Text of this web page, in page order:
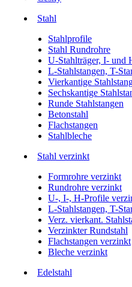
Stahl
Stahlprofile
Stahl Rundrohre
U-Stahlträger, I- und
L-Stahlstangen, T-
Vierkantige
Sechskantige
Runde Stahlstangen
Betonstahl
Flachstangen
Stahlbleche
Stahl verzinkt
Formrohre verzinkt
Rundrohre verzinkt
U-, I-, H-Profile
L-Stahlstangen, T-
Verz. vierkant.
Verzinkter Rundstahl
Flachstangen verzinkt
Bleche verzinkt
Edelstahl